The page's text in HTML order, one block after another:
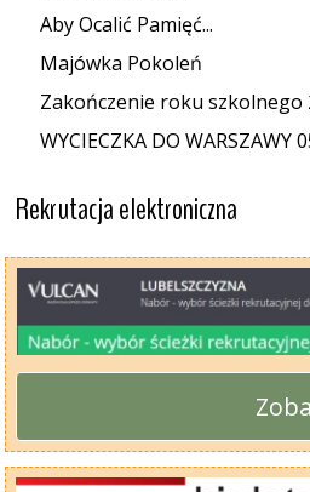
Aby Ocalić Pamięć...
Majówka Pokoleń
Zakończenie roku szkolnego
WYCIECZKA DO WARSZAWY
Rekrutacja elektroniczna